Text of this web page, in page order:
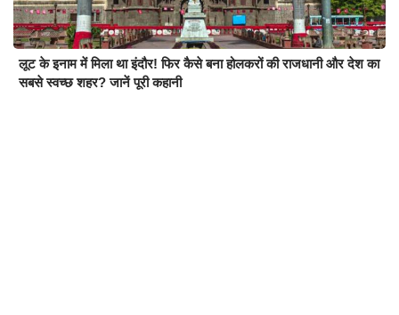
लूट के इनाम में मिला था इंदौर! फिर कैसे बना होलकरों की राजधानी और देश का
सबसे स्वच्छ शहर? जानें पूरी कहानी